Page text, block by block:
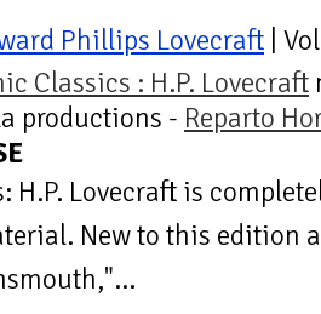
Phillips Lovecraft |
Classics : H.P. Lovecraft
productions - Reparto
H.P. Lovecraft is
New to this edition